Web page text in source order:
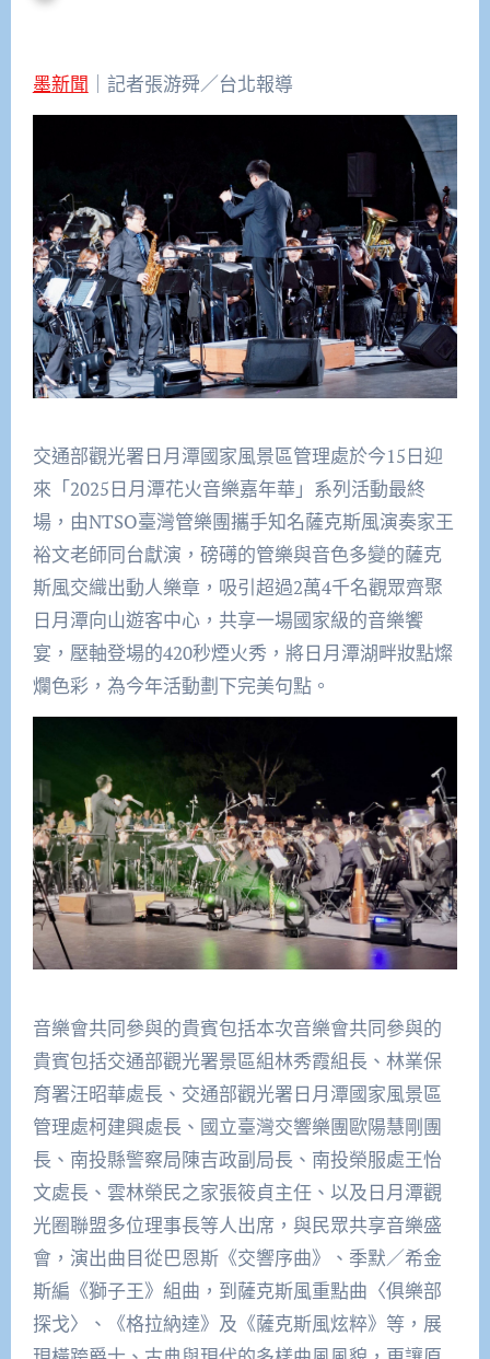
墨新聞 ｜記者張游舜／台北報導
交通部觀光署日月潭國家風景區管理處於今15日迎
來「2025日月潭花火音樂嘉年華」系列活動最終
場，由NTSO臺灣管樂團攜手知名薩克斯風演奏家王
裕文老師同台獻演，磅礡的管樂與音色多變的薩克
斯風交織出動人樂章，吸引超過2萬4千名觀眾齊聚
日月潭向山遊客中心，共享一場國家級的音樂饗
宴，壓軸登場的420秒煙火秀，將日月潭湖畔妝點燦
爛色彩，為今年活動劃下完美句點。
音樂會共同參與的貴賓包括本次音樂會共同參與的
貴賓包括交通部觀光署景區組林秀霞組長、林業保
育署汪昭華處長、交通部觀光署日月潭國家風景區
管理處柯建興處長、國立臺灣交響樂團歐陽慧剛團
長、南投縣警察局陳吉政副局長、南投榮服處王怡
文處長、雲林榮民之家張筱貞主任、以及日月潭觀
光圈聯盟多位理事長等人出席，與民眾共享音樂盛
會，演出曲目從巴恩斯《交響序曲》、季默／希金
斯編《獅子王》組曲，到薩克斯風重點曲〈俱樂部
探戈〉、《格拉納達》及《薩克斯風炫粹》等，展